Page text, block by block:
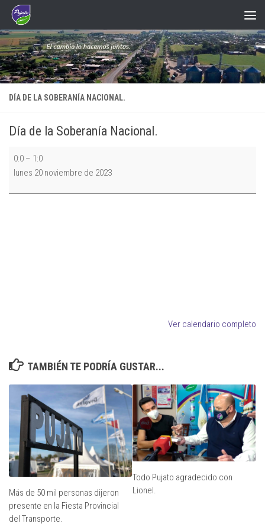
Saltar al contenido
DÍA DE LA SOBERANÍA NACIONAL.
Día de la Soberanía Nacional.
Día
de
Soberanía
0:0 – 1:0
lunes 20 noviembre de 2023
Ver calendario completo
TAMBIÉN TE PODRÍA GUSTAR...
Más de 50 mil personas dijeron
presente en la Fiesta Provincial
del Transporte.
Todo Pujato agradecido con
Lionel.